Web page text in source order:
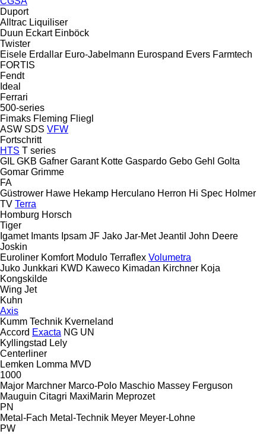
Duport
Alltrac Liquiliser
Duun Eckart Einböck
Twister
Eisele Erdallar Euro-Jabelmann Eurospand Evers Farmtech
FORTIS
Fendt
Ideal
Ferrari
500-series
Fimaks Fleming Fliegl
ASW SDS VFW
Fortschritt
HTS T series
GIL GKB Gafner Garant Kotte Gaspardo Gebo Gehl Golta
Gomar Grimme
FA
Güstrower Hawe Hekamp Herculano Herron Hi Spec Holmer
TV Terra
Homburg Horsch
Tiger
Igamet Imants Ipsam JF Jako Jar-Met Jeantil John Deere
Joskin
Euroliner Komfort Modulo Terraflex Volumetra
Juko Junkkari KWD Kaweco Kimadan Kirchner Koja
Kongskilde
Wing Jet
Kuhn
Axis
Kumm Technik Kverneland
Accord Exacta NG UN
Kyllingstad Lely
Centerliner
Lemken Lomma MVD
1000
Major Marchner Marco-Polo Maschio Massey Ferguson
Mauguin Citagri MaxiMarin Meprozet
PN
Metal-Fach Metal-Technik Meyer Meyer-Lohne
PW